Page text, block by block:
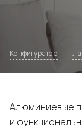
Конфигуратор
Алюминиевые
и